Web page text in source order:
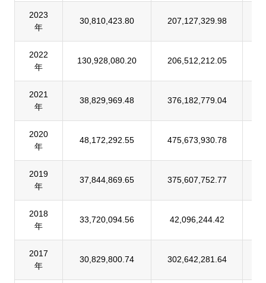
2023
年
30,810,423.80 207,127,329.98
2022
年
130,928,080.20 206,512,212.05
2021
年
38,829,969.48 376,182,779.04
2020
年
48,172,292.55 475,673,930.78
2019
年
37,844,869.65 375,607,752.77
2018
年
33,720,094.56 42,096,244.42
2017
年
30,829,800.74 302,642,281.64